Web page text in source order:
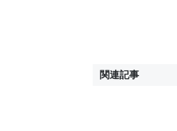
関連記事